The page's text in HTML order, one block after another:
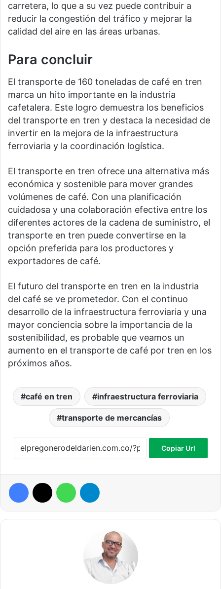
carretera, lo que a su vez puede contribuir a
reducir la congestión del tráfico y mejorar la
calidad del aire en las áreas urbanas.
Para concluir
El transporte de 160 toneladas de café en tren
marca un hito importante en la industria
cafetalera. Este logro demuestra los beneficios
del transporte en tren y destaca la necesidad de
invertir en la mejora de la infraestructura
ferroviaria y la coordinación logística.
El transporte en tren ofrece una alternativa más
económica y sostenible para mover grandes
volúmenes de café. Con una planificación
cuidadosa y una colaboración efectiva entre los
diferentes actores de la cadena de suministro, el
transporte en tren puede convertirse en la
opción preferida para los productores y
exportadores de café.
El futuro del transporte en tren en la industria
del café se ve prometedor. Con el continuo
desarrollo de la infraestructura ferroviaria y una
mayor conciencia sobre la importancia de la
sostenibilidad, es probable que veamos un
aumento en el transporte de café por tren en los
próximos años.
café en tren infraestructura ferroviaria
transporte de mercancías
Copiar Url
Facebook WhatsApp